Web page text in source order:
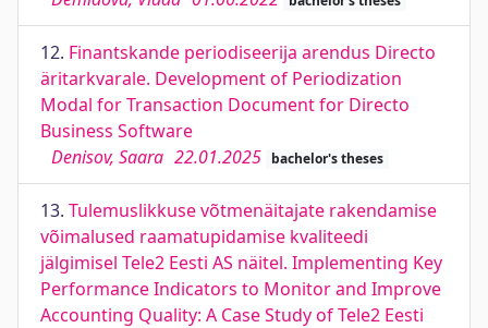
12. Finantskande periodiseerija arendus Directo
äritarkvarale. Development of Periodization
Modal for Transaction Document for Directo
Business Software
Denisov, Saara 22.01.2025 bachelor's theses
13. Tulemuslikkuse võtmenäitajate rakendamise
võimalused raamatupidamise kvaliteedi
jälgimisel Tele2 Eesti AS näitel. Implementing Key
Performance Indicators to Monitor and Improve
Accounting Quality: A Case Study of Tele2 Eesti